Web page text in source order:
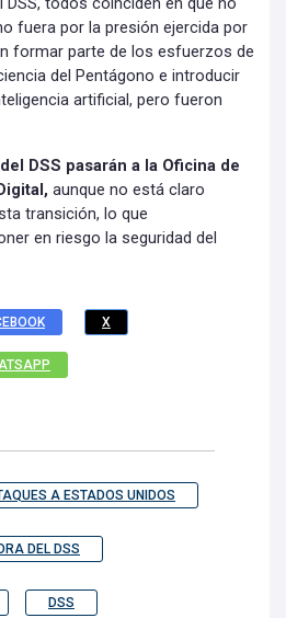
todos coinciden en que no
fuera por la presión ejercida por
formar parte de los esfuerzos de
del Pentágono e introducir
artificial, pero fueron
DSS pasarán a la Oficina de
aunque no está claro
transición, lo que
en riesgo la seguridad del
X
A ESTADOS UNIDOS
DEL DSS
DSS